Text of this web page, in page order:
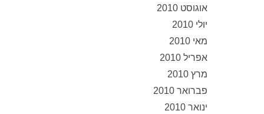
אוגוסט 2010
יולי 2010
מאי 2010
אפריל 2010
מרץ 2010
פברואר 2010
ינואר 2010